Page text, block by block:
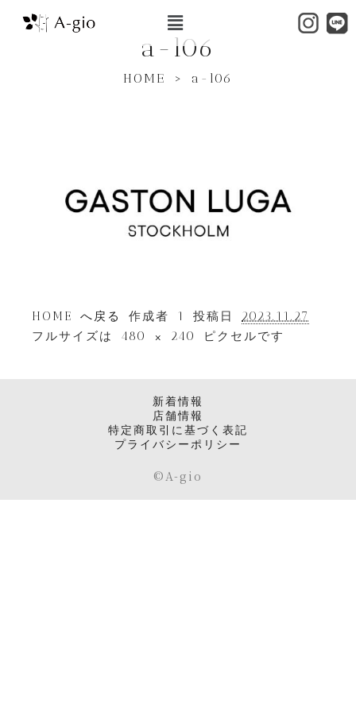
a-l06
HOME > a-l06
HOME へ戻る 作成者 1 投稿日 2023.11.27
フルサイズは 480 × 240 ピクセルです
新着情報
店舗情報
特定商取引に基づく表記
プライバシーポリシー
©️A-gio